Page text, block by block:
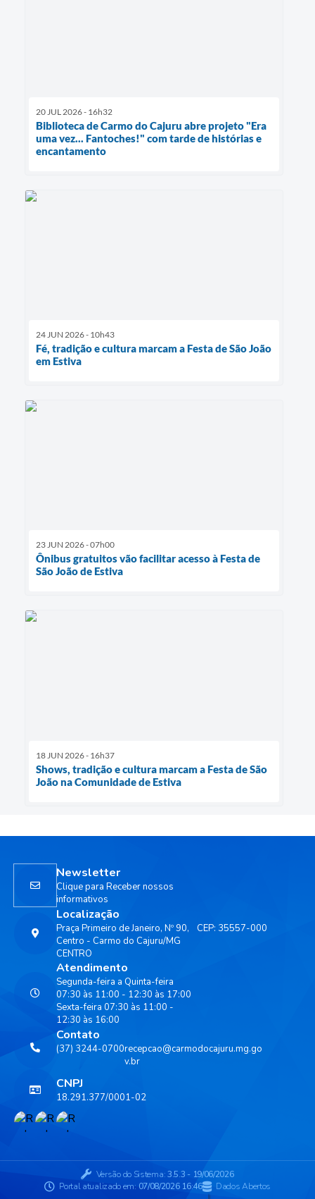
20 JUL 2026 - 16h32
Biblioteca de Carmo do Cajuru abre projeto "Era
uma vez... Fantoches!" com tarde de histórias e
encantamento
24 JUN 2026 - 10h43
Fé, tradição e cultura marcam a Festa de São João
em Estiva
23 JUN 2026 - 07h00
Ônibus gratuitos vão facilitar acesso à Festa de
São João de Estiva
18 JUN 2026 - 16h37
Shows, tradição e cultura marcam a Festa de São
João na Comunidade de Estiva
Localização
Praça Primeiro de Janeiro, Nº 90,
Centro - Carmo do Cajuru/MG
CENTRO
CEP: 35557-000
Contato
(37) 3244-0700recepcao@carmodocajuru.mg.go
v.br
Atendimento
Segunda-feira a Quinta-feira
07:30 às 11:00 - 12:30 às 17:00
Sexta-feira 07:30 às 11:00 -
12:30 às 16:00
CNPJ
18.291.377/0001-02
Newsletter
Clique para Receber nossos
informativos
Versão do Sistema:3.5.3 - 19/06/2026
Portal atualizado em: 07/08/2026 16:46 Dados Abertos